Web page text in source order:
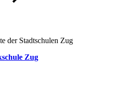
der Stadtschulen Zug
Zug